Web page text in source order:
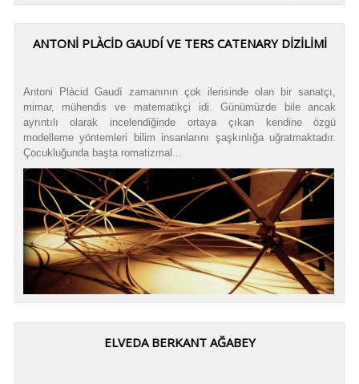
ANTONİ PLÀCİD GAUDÍ VE TERS CATENARY DİZİLİMİ
Antoni Plàcid Gaudí zamanının çok ilerisinde olan bir sanatçı,
mimar, mühendis ve matematikçi idi. Günümüzde bile ancak
ayrıntılı olarak incelendiğinde ortaya çıkan kendine özgü
modelleme yöntemleri bilim insanlarını şaşkınlığa uğratmaktadır.
Çocukluğunda başta romatizmal...
ELVEDA BERKANT AĞABEY